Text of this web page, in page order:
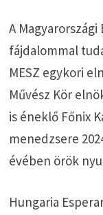
A
fájdalommal
MESZ egykori
Művész Kör
is éneklő Főnix
menedzsere
évében örök
Hungaria